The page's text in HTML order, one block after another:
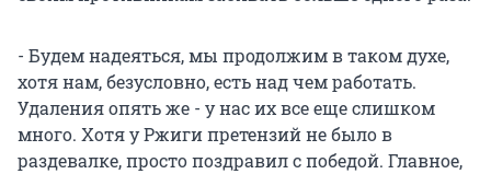
- Будем надеяться, мы продолжим в таком духе,
хотя нам, безусловно, есть над чем работать.
Удаления опять же - у нас их все еще слишком
много. Хотя у Ржиги претензий не было в
раздевалке, просто поздравил с победой. Главное,